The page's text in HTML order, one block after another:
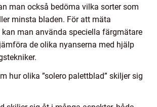
man också bedöma vilka sorter som
minsta bladen. För att mäta
man använda speciella färgmätare
de olika nyanserna med hjälp
hur olika ”solero palettblad” skiljer sig